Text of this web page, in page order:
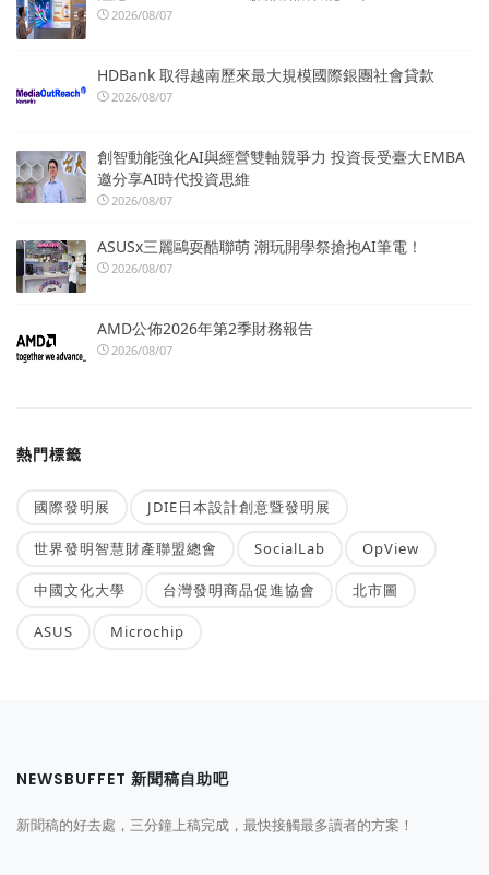
2026/08/07
HDBank 取得越南歷來最大規模國際銀團社會貸款
2026/08/07
創智動能強化AI與經營雙軸競爭力 投資長受臺大EMBA
邀分享AI時代投資思維
2026/08/07
ASUSx三麗鷗耍酷聯萌 潮玩開學祭搶抱AI筆電！
2026/08/07
AMD公佈2026年第2季財務報告
2026/08/07
熱門標籤
國際發明展 JDIE日本設計創意暨發明展
世界發明智慧財產聯盟總會 SocialLab OpView
中國文化大學 台灣發明商品促進協會 北市圖
ASUS Microchip
NEWSBUFFET 新聞稿自助吧
新聞稿的好去處，三分鐘上稿完成，最快接觸最多讀者的方案！